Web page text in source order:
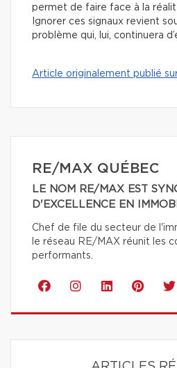
permet de faire face à la
Ignorer ces signaux revient
problème qui, lui, continuera
Article originalement publié
RE/MAX QUÉBEC
LE NOM RE/MAX EST
D'EXCELLENCE EN
Chef de file du secteur de
le réseau RE/MAX réunit les
performants.